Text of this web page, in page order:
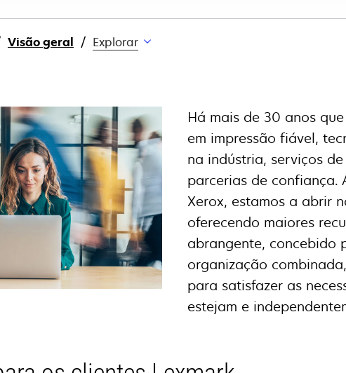
Visão geral Explorar
Há mais de 30 anos
em impressão fiável,
na indústria, serviços
parcerias de confiança.
Xerox, estamos a abrir
oferecendo maiores
abrangente, concebido
organização
para satisfazer as
estejam e